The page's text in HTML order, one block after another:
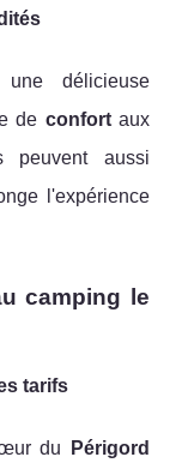
délicieuse
de confortaux
peuvent aussi
l'expérience
camping le
tarifs
du
Périgord